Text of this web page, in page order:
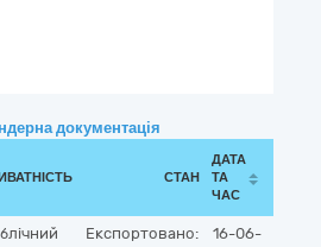
документація
СТАН
ДАТА
ТА
ЧАС
Експортовано:
16-06-